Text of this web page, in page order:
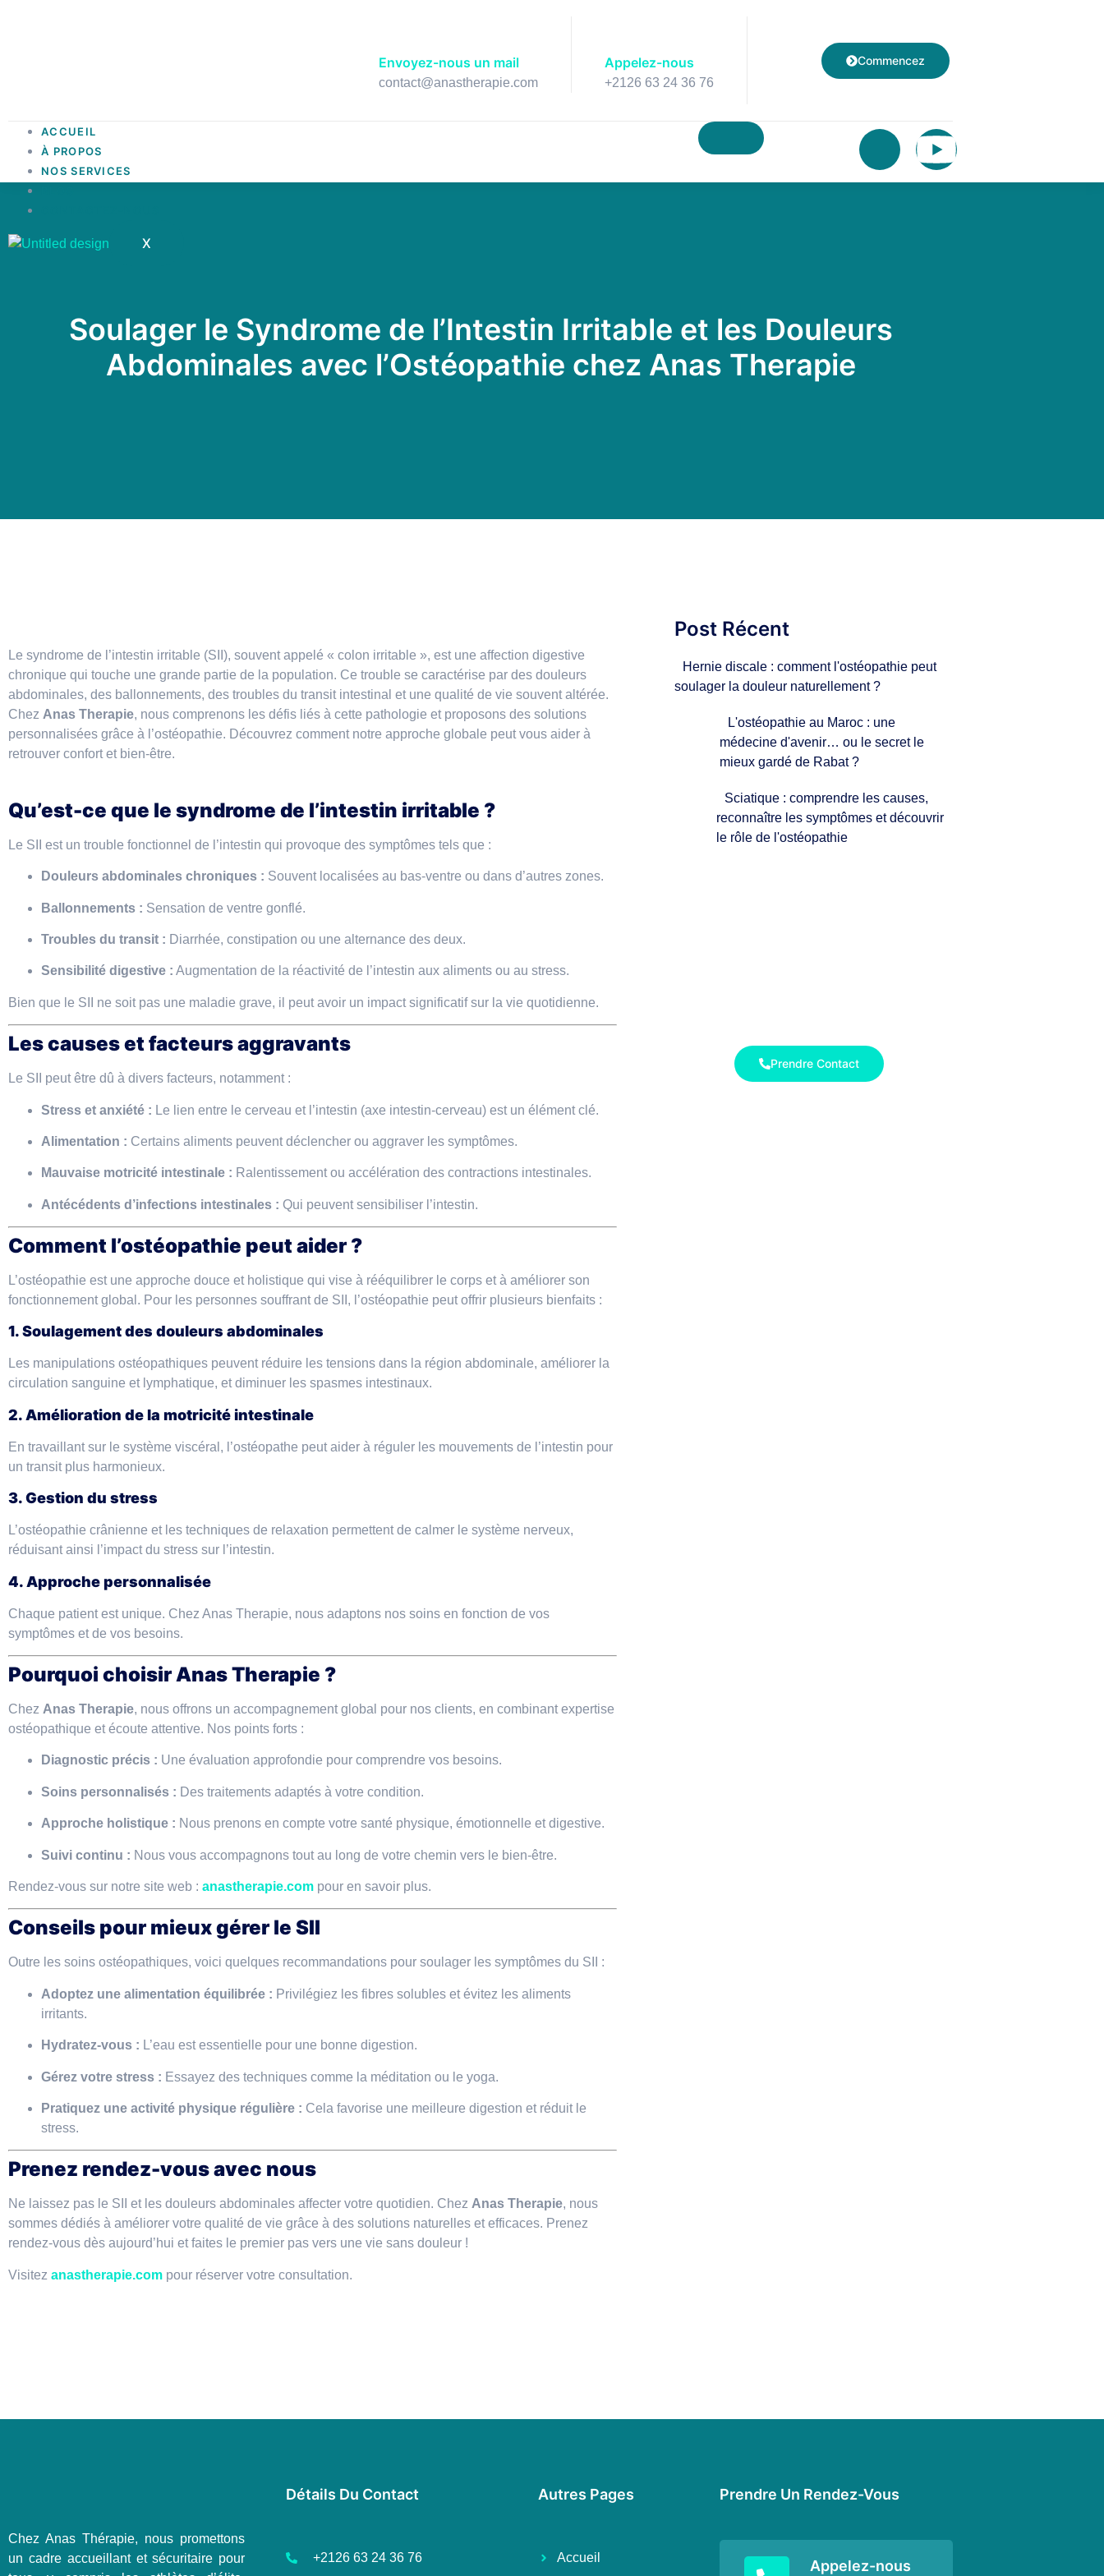
Envoyez-nous un mail
contact@anastherapie.com
Appelez-nous
+2126 63 24 36 76
Commencez
ACCUEIL
À PROPOS
NOS SERVICES
X
Soulager le Syndrome de l’Intestin Irritable et les Douleurs
Abdominales avec l’Ostéopathie chez Anas Therapie
Le syndrome de l’intestin irritable (SII), souvent appelé « colon irritable », est une affection digestive
chronique qui touche une grande partie de la population. Ce trouble se caractérise par des douleurs
abdominales, des ballonnements, des troubles du transit intestinal et une qualité de vie souvent altérée.
Chez Anas Therapie, nous comprenons les défis liés à cette pathologie et proposons des solutions
personnalisées grâce à l’ostéopathie. Découvrez comment notre approche globale peut vous aider à
retrouver confort et bien-être.
Qu’est-ce que le syndrome de l’intestin irritable ?
Le SII est un trouble fonctionnel de l’intestin qui provoque des symptômes tels que :
Douleurs abdominales chroniques : Souvent localisées au bas-ventre ou dans d’autres zones.
Ballonnements : Sensation de ventre gonflé.
Troubles du transit : Diarrhée, constipation ou une alternance des deux.
Sensibilité digestive : Augmentation de la réactivité de l’intestin aux aliments ou au stress.
Bien que le SII ne soit pas une maladie grave, il peut avoir un impact significatif sur la vie quotidienne.
Les causes et facteurs aggravants
Le SII peut être dû à divers facteurs, notamment :
Stress et anxiété : Le lien entre le cerveau et l’intestin (axe intestin-cerveau) est un élément clé.
Alimentation : Certains aliments peuvent déclencher ou aggraver les symptômes.
Mauvaise motricité intestinale : Ralentissement ou accélération des contractions intestinales.
Antécédents d’infections intestinales : Qui peuvent sensibiliser l’intestin.
Comment l’ostéopathie peut aider ?
L’ostéopathie est une approche douce et holistique qui vise à rééquilibrer le corps et à améliorer son
fonctionnement global. Pour les personnes souffrant de SII, l’ostéopathie peut offrir plusieurs bienfaits :
1. Soulagement des douleurs abdominales
Les manipulations ostéopathiques peuvent réduire les tensions dans la région abdominale, améliorer la
circulation sanguine et lymphatique, et diminuer les spasmes intestinaux.
2. Amélioration de la motricité intestinale
En travaillant sur le système viscéral, l’ostéopathe peut aider à réguler les mouvements de l’intestin pour
un transit plus harmonieux.
3. Gestion du stress
L’ostéopathie crânienne et les techniques de relaxation permettent de calmer le système nerveux,
réduisant ainsi l’impact du stress sur l’intestin.
4. Approche personnalisée
Chaque patient est unique. Chez Anas Therapie, nous adaptons nos soins en fonction de vos
symptômes et de vos besoins.
Pourquoi choisir Anas Therapie ?
Chez Anas Therapie, nous offrons un accompagnement global pour nos clients, en combinant expertise
ostéopathique et écoute attentive. Nos points forts :
Diagnostic précis : Une évaluation approfondie pour comprendre vos besoins.
Soins personnalisés : Des traitements adaptés à votre condition.
Approche holistique : Nous prenons en compte votre santé physique, émotionnelle et digestive.
Suivi continu : Nous vous accompagnons tout au long de votre chemin vers le bien-être.
Rendez-vous sur notre site web : anastherapie.com pour en savoir plus.
Conseils pour mieux gérer le SII
Outre les soins ostéopathiques, voici quelques recommandations pour soulager les symptômes du SII :
Adoptez une alimentation équilibrée : Privilégiez les fibres solubles et évitez les aliments
irritants.
Hydratez-vous : L’eau est essentielle pour une bonne digestion.
Gérez votre stress : Essayez des techniques comme la méditation ou le yoga.
Pratiquez une activité physique régulière : Cela favorise une meilleure digestion et réduit le
stress.
Prenez rendez-vous avec nous
Ne laissez pas le SII et les douleurs abdominales affecter votre quotidien. Chez Anas Therapie, nous
sommes dédiés à améliorer votre qualité de vie grâce à des solutions naturelles et efficaces. Prenez
rendez-vous dès aujourd’hui et faites le premier pas vers une vie sans douleur !
Visitez anastherapie.com pour réserver votre consultation.
Post Récent
Hernie discale : comment l'ostéopathie peut
soulager la douleur naturellement ?
L'ostéopathie au Maroc : une
médecine d'avenir… ou le secret le
mieux gardé de Rabat ?
Sciatique : comprendre les causes,
reconnaître les symptômes et découvrir
le rôle de l'ostéopathie
Prendre Contact
Chez Anas Thérapie, nous promettons
un cadre accueillant et sécuritaire pour
Détails Du Contact
+2126 63 24 36 76
Autres Pages
Accueil
Prendre Un Rendez-Vous
Appelez-nous